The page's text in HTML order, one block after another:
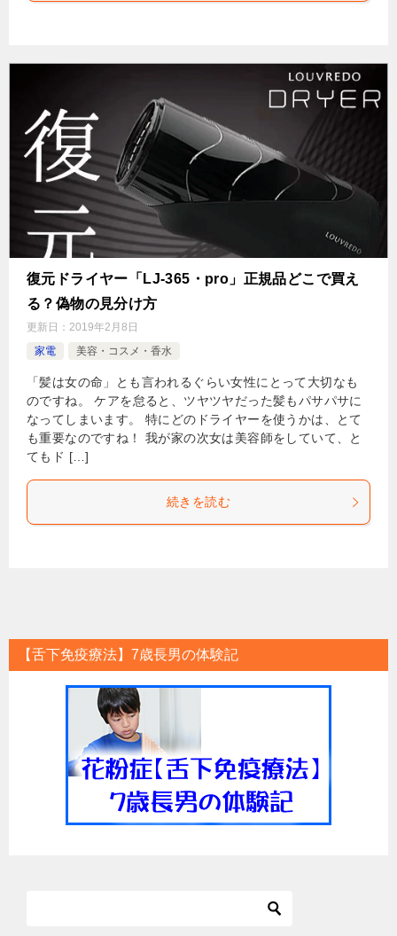
復元ドライヤー「LJ-365・pro」正規品どこで買え
る？偽物の見分け方
更新日： 2019年2月8日
家電
美容・コスメ・香水
「髪は女の命」とも言われるぐらい女性にとって大切なも
のですね。 ケアを怠ると、ツヤツヤだった髪もパサパサに
なってしまいます。 特にどのドライヤーを使うかは、とて
も重要なのですね！ 我が家の次女は美容師をしていて、と
てもド […]
続きを読む
【舌下免疫療法】7歳長男の体験記